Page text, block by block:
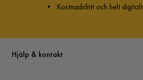
• Kostnadsfritt och helt digitalt
Hjälp & kontakt